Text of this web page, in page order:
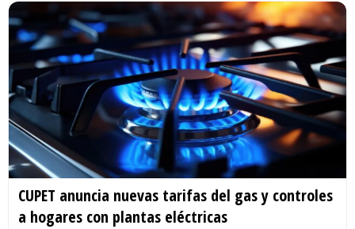
CUPET anuncia nuevas tarifas del gas y controles
a hogares con plantas eléctricas